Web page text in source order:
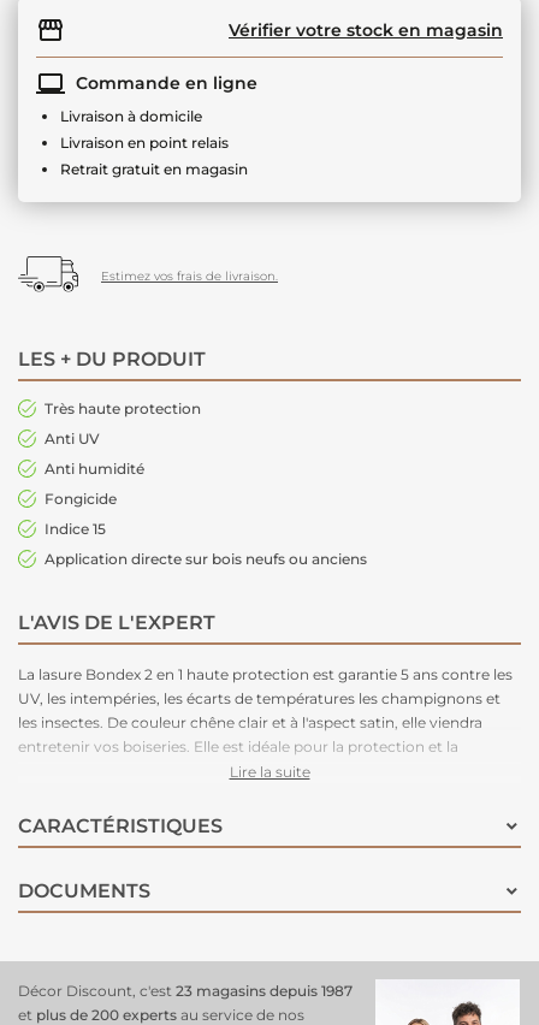
Vérifier votre stock en magasin
Commande en ligne
Livraison à domicile
Livraison en point relais
Retrait gratuit en magasin
Estimez vos frais de livraison.
LES + DU PRODUIT
Très haute protection
Anti UV
Anti humidité
Fongicide
Indice 15
Application directe sur bois neufs ou anciens
L'AVIS DE L'EXPERT
La lasure Bondex 2 en 1 haute protection est garantie 5 ans contre les
UV, les intempéries, les écarts de températures les champignons et
les insectes. De couleur chêne clair et à l'aspect satin, elle viendra
entretenir vos boiseries. Elle est idéale pour la protection et la
décoration de la surface des bois bruts, anciens ou lasurés. Direct
transparente, incolore ou teintée. Bonne pénétration produit dans le
support grâce à la finesse des particules. Le film sec forme une
Fongicide encapsulé pour une libération progressive et continue de
l’actif fongicide en fonction des contraintes climatiques telles que
contre le développement des champignons).
Lire la suite
CARACTÉRISTIQUES
DOCUMENTS
Décor Discount, c'est 23 magasins depuis 1987
et plus de 200 experts au service de nos